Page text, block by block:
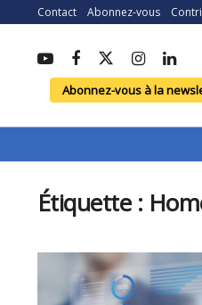
Contact Abonnez-vous
Abonnez-vous à la
Étiquette :